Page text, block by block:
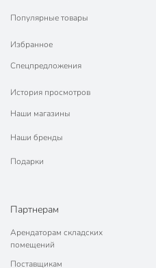
Популярные товары
Избранное
Спецпредложения
История просмотров
Наши магазины
Наши бренды
Подарки
Партнерам
Арендаторам складских
помещений
Поставщикам